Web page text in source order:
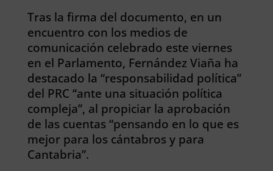
Tras la firma del documento, en un
encuentro con los medios de
comunicación celebrado este viernes
en el Parlamento, Fernández Viaña ha
destacado la “responsabilidad política”
del PRC “ante una situación política
compleja”, al propiciar la aprobación
de las cuentas “pensando en lo que es
mejor para los cántabros y para
Cantabria”.